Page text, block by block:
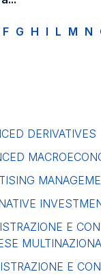
F G H I L M N
DERIVATIVES
E
E